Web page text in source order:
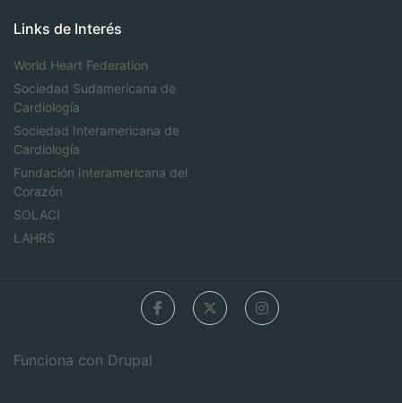
Links de Interés
World Heart Federation
Sociedad Sudamericana de
Cardiología
Sociedad Interamericana de
Cardiología
Fundación Interamericana del
Corazón
SOLACI
LAHRS
Funciona con Drupal